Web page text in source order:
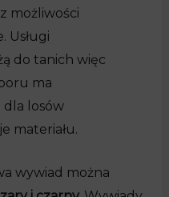
możliwości
Usługi
do tanich więc
ma
losów
materiału.
wywiad można